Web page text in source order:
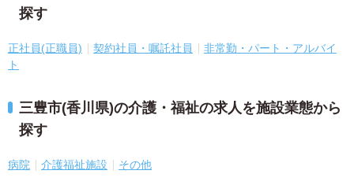
探す
正社員(正職員) 契約社員・嘱託社員
非常勤・パート・アルバイ
ト
三豊市(香川県)の介護・福祉の求人を施設業態から
探す
病院 介護福祉施設 その他